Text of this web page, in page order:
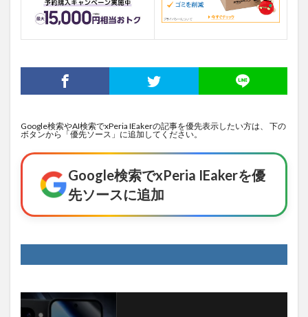
Google検索やAI検索でxPeria IEakerの記事を優先表示したい方は、 下の
ボタンから「優先ソース」に追加してください。
Google検索でxPeria IEakerを優
先ソースに追加